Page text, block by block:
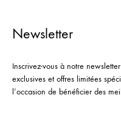
Newsletter
Inscrivez-vous à notre
exclusives et offres limitées
l’occasion de bénéficier des